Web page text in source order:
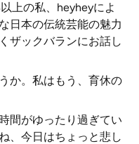
上の私、heyheyによ
日本の伝統芸能の魅力
ザックバランにお話し
か。私はもう、育休の
間がゆったり過ぎてい
、今日はちょっと悲し